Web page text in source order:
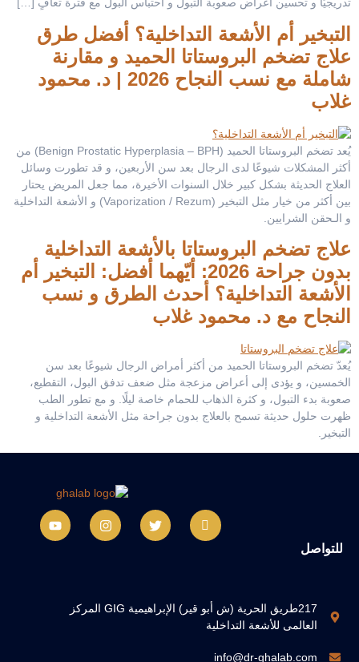
التبخير أم الأشعة التداخلية؟ أفضل طرق
علاج تضخم البروستاتا الحميد و مقارنة
شاملة مع نسب النجاح 2026 | د. محمود
غلاب
يُعد تضخم البروستاتا الحميد (Benign Prostatic Hyperplasia – BPH) من
أكثر المشكلات شيوعًا لدى الرجال بعد سن الأربعين، و قد تطورت وسائل
العلاج الحديثة بشكل كبير خلال السنوات الأخيرة، مما جعل المريض يحتار
بين أكثر من خيار مثل التبخير (Vaporization / Rezum) و الأشعة التداخلية
و الـحقن الشرايين.
علاج تضخم البروستاتا بالأشعة التداخلية
بدون جراحة 2026: أيّهما أفضل: التبخير أم
الأشعة التداخلية؟ أحدث الطرق و نسب
النجاح مع د. محمود غلاب
يُعدّ تضخم البروستاتا الحميد من أكثر أمراض الرجال شيوعًا بعد سن
الخمسين، و يؤدى إلى أعراض مزعجة مثل ضعف تدفق البول، التقطيع،
صعوبة بدء التبول، و كثرة الذهاب للحمام خاصة ليلًا. و مع تطور الطب
ظهرت حلول حديثة تسمح بالعلاج بدون جراحة مثل الأشعة التداخلية و
التبخير.
للتواصل
217طريق الحرية (ش أبو قير) الإبراهيمية GIG المركز
العالمى للأشعة التداخلية
info@dr-ghalab.com